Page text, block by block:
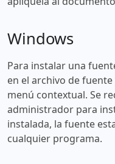
Windows
Para instalar una
en el archivo de
menú contextual. Se
administrador para
instalada, la fuente
cualquier programa.